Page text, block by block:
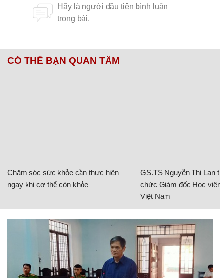
CÓ THỂ BẠN QUAN TÂM
Chăm sóc sức khỏe cần thực hiện
ngay khi cơ thể còn khỏe
GS.TS Nguyễn Thị Lan
chức Giám đốc Học
Việt Nam